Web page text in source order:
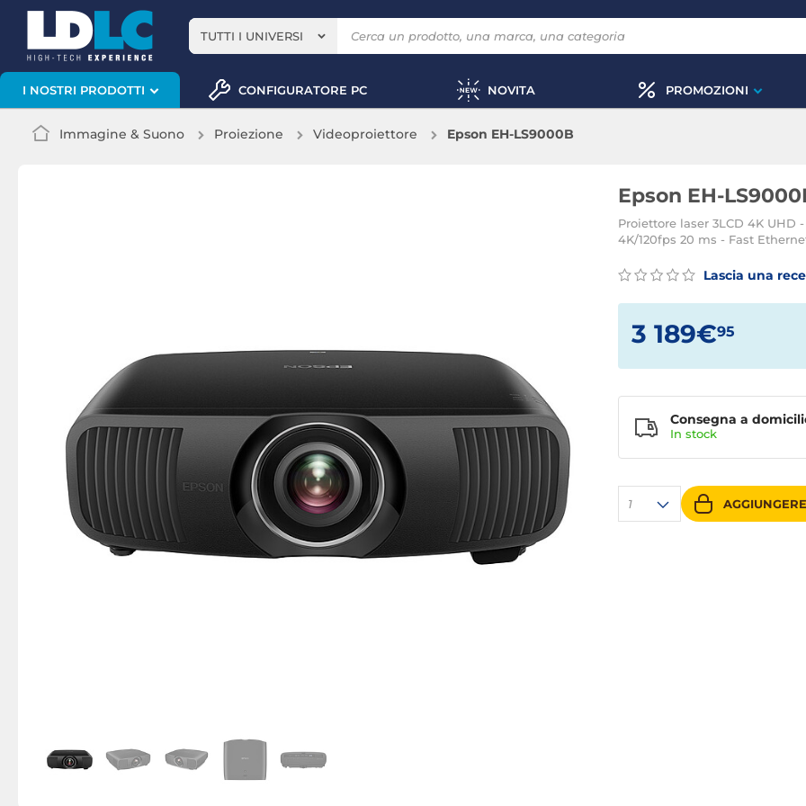
TUTTI I UNIVERSI
I NOSTRI PRODOTTI CONFIGURATORE PC NOVITA PROMOZIONI
Immagine & Suono Proiezione Videoproiettore Epson EH-LS9000B
Epson EH-
Proiettore laser 3LCD 4K UHD
4K/120fps 20 ms - Fast
Lascia una
3 189€95
1
Consegna a
In stock